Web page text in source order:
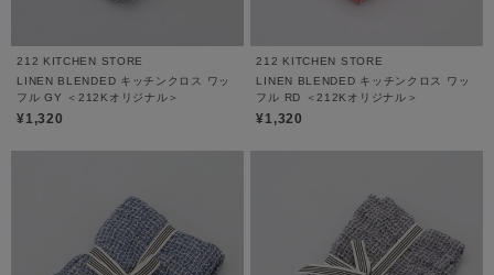
212 KITCHEN STORE
LINEN BLENDED キッチンクロス ワッ
フル GY ＜212Kオリジナル＞
¥1,320
212 KITCHEN STORE
LINEN BLENDED キッチンクロス ワッ
フル RD ＜212Kオリジナル＞
¥1,320